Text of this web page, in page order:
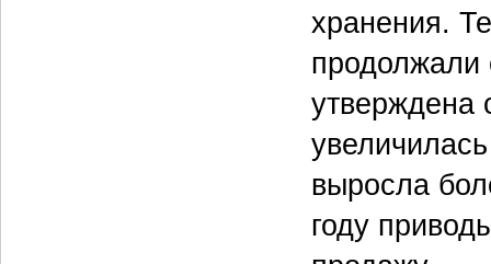
хранения.
продолжали
утверждена
выросла
году